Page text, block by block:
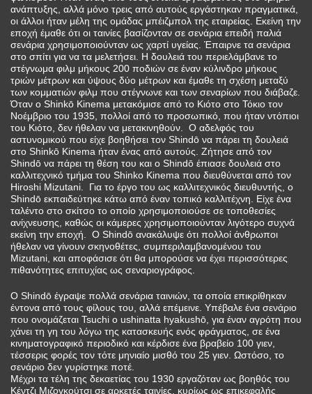
ανάπτυξης, αλλά μόνο τρεις από αυτούς εργάστηκαν πραγματικά,
οι άλλοι ήταν μέλη της ομάδας μπέιζμπολ της εταιρείας. Εκείνη την
εποχή έμαθε ότι οι ταινίες βασίζονταν σε σενάρια επειδή παλιά
σενάρια χρησιμοποιούνταν ως χαρτί υγείας. Έπαιρνε τα σενάρια
στο σπίτι για να τα μελετήσει. Η δουλειά του περιελάμβανε το
στέγνωμα φιλμ μήκους 200 ποδιών σε έναν κύλινδρο μήκους
τριών μέτρων και ύψους δύο μέτρων και έμαθε τη σχέση μεταξύ
των κομματιών φιλμ που στέγνωνε και των σεναρίων που διάβαζε.
Όταν ο Shinkō Kinema μετακόμισε από το Κιότο στο Τόκιο τον
Νοέμβριο του 1935, πολλοί από το προσωπικό, που ήταν ντόπιοι
του Κιότο, δεν ήθελαν να μετακινηθούν. Ο αδελφός του
αστυνομικού που είχε βοηθήσει τον Shindō να πάρει τη δουλειά
στο Shinkō Kinema ήταν ένας από αυτούς. Ζήτησε από τον
Shindō να πάρει τη θέση του και ο Shindō έπιασε δουλειά στο
καλλιτεχνικό τμήμα του Shinko Kinema που διευθύνεται από τον
Hiroshi Mizutani. Για το έργο του ως καλλιτεχνικός διευθυντής, ο
Shindō εκπαιδεύτηκε κάτω από έναν τοπικό καλλιτέχνη. Είχε ένα
ταλέντο στο σκίτσο το οποίο χρησιμοποιούσε σε τοποθεσίες
ανίχνευσης, καθώς οι κάμερες χρησιμοποιούνταν λιγότερο συχνά
εκείνη την εποχή. Ο Shindō ανακάλυψε ότι πολλοί άνθρωποι
ήθελαν να γίνουν σκηνοθέτες, συμπεριλαμβανομένου του
Mizutani, και αποφάσισε ότι θα μπορούσε να έχει περισσότερες
πιθανότητες επιτυχίας ως σεναριογράφος.
Ο Shindō έγραψε πολλά σενάρια ταινιών, τα οποία επικρίθηκαν
έντονα από τους φίλους του, αλλά επέμεινε. Υπέβαλε ένα σενάριο
που ονομάζεται Tsuchi o ushinatta hyakushō, για έναν αγρότη που
χάνει τη γη του λόγω της κατασκευής ενός φράγματος, σε ένα
κινηματογραφικό περιοδικό και κέρδισε ένα βραβείο 100 γιεν,
τέσσερις φορές τον τότε μηνιαίο μισθό του 25 γιεν. Ωστόσο, το
σενάριο δεν γυρίστηκε ποτέ.
Μέχρι τα τέλη της δεκαετίας του 1930 εργαζόταν ως βοηθός του
Κέντζι Μιζογκούτσι σε αρκετές ταινίες, κυρίως ως επικεφαλής